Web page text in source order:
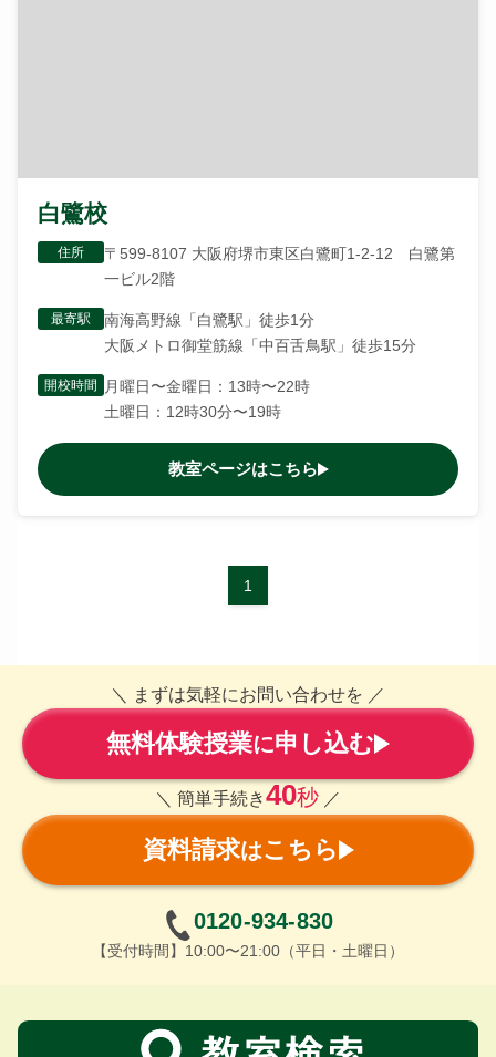
白鷺校
住所
〒599-8107 大阪府堺市東区白鷺町1-2-12 白鷺第
一ビル2階
最寄駅
南海高野線「白鷺駅」徒歩1分
大阪メトロ御堂筋線「中百舌鳥駅」徒歩15分
開校時間
月曜日〜金曜日：13時〜22時
土曜日：12時30分〜19時
教室ページはこちら
1
＼ まずは気軽にお問い合わせを ／
無料体験授業に申し込む
＼ 簡単手続き40秒 ／
資料請求はこちら
0120-934-830
【受付時間】10:00〜21:00（平日・土曜日）